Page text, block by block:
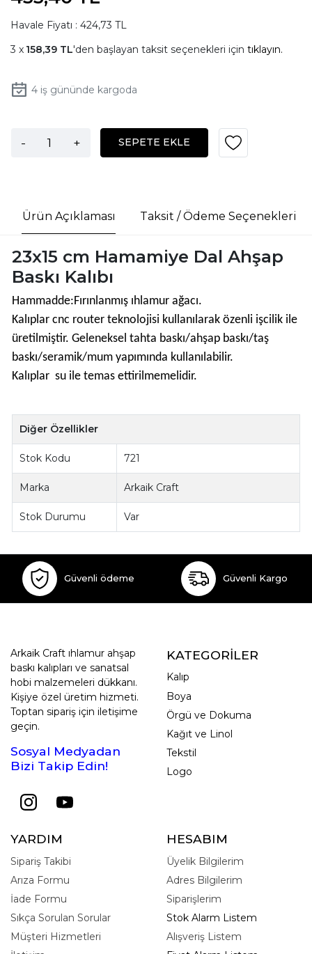
Havale Fiyatı : 424,73 TL
158,39 TL'den başlayan taksit seçenekleri için tıklayın.
4iş gününde kargoda
- + SEPETE EKLE
Ürün Açıklaması Taksit / Ödeme Seçenekleri
23x15 cm Hamamiye Dal Ahşap
Baskı Kalıbı
Hammadde:Fırınlanmış ıhlamur ağacı.
Kalıplar cnc router teknolojisi kullanılarak özenli işcilik ile
üretilmiştir. Geleneksel tahta baskı/ahşap baskı/taş
baskı/seramik/mum yapımında kullanılabilir.
Kalıplar su ile temas ettirilmemelidir.
Diğer Özellikler
Stok Kodu 721
Marka Arkaik Craft
Stok Durumu Var
Güvenli ödeme Güvenli Kargo
Arkaik Craft ıhlamur ahşap
baskı kalıpları ve sanatsal
hobi malzemeleri dükkanı.
Kişiye özel üretim hizmeti.
Toptan sipariş için iletişime
geçin.
Sosyal Medyadan
Bizi Takip Edin!
KATEGORİLER
Kalıp
Boya
Örgü ve Dokuma
Kağıt ve Linol
Tekstil
Logo
YARDIM
Sipariş Takibi
Arıza Formu
İade Formu
Sıkça Sorulan Sorular
Müşteri Hizmetleri
HESABIM
Üyelik Bilgilerim
Adres Bilgilerim
Siparişlerim
Stok Alarm Listem
Alışveriş Listem